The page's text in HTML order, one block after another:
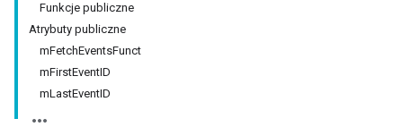
Funkcje publiczne
Atrybuty publiczne
mFetchEventsFunct
mFirstEventID
mLastEventID